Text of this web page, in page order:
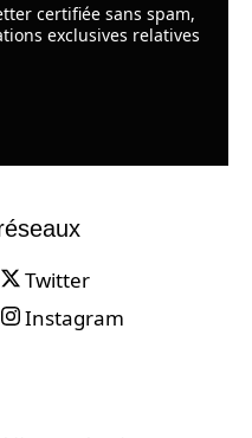
certifiée sans spam,
exclusives relatives
Twitter
Instagram